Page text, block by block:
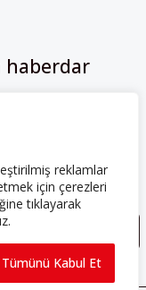
reklamlar
için çerezleri
tıklayarak
Tümünü Kabul Et
haberdar
ediyorum.